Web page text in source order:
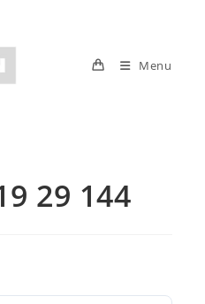
Menu
29 144